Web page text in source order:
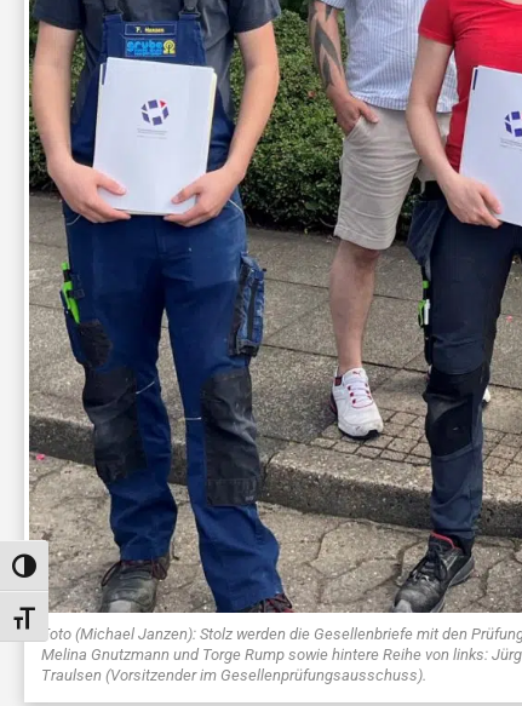
TOGGLE HIGH CONTRAST
TOGGLE FONT SIZE
Foto (Michael Janzen): Stolz werden die Gesellenbriefe mit den
Melina Gnutzmann und Torge Rump sowie hintere Reihe von links:
Traulsen (Vorsitzender im Gesellenprüfungsausschuss).